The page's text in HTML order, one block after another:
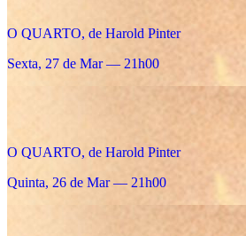
O QUARTO, de Harold Pinter
Sexta, 27 de Mar — 21h00
O QUARTO, de Harold Pinter
Quinta, 26 de Mar — 21h00